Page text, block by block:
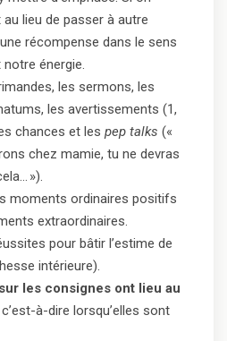
lieu de passer à autre
récompense dans le sens
énergie.
les sermons, les
les avertissements (1,
chances et les pep talks («
chez mamie, tu ne devras
»).
moments ordinaires positifs
extraordinaires.
pour bâtir l’estime de
intérieure).
les consignes ont lieu au
c’est-à-dire lorsqu’elles sont